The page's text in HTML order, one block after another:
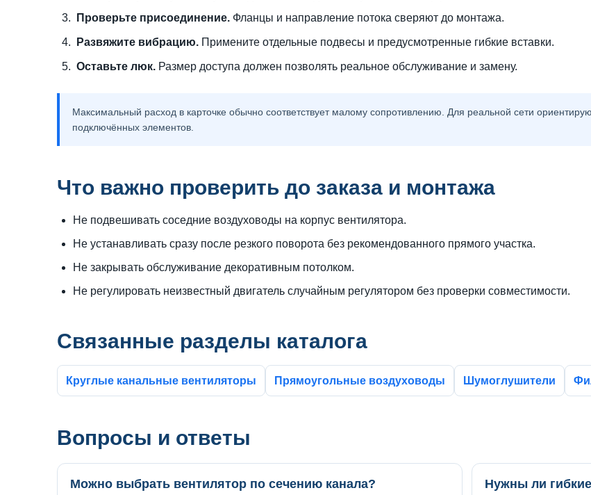
Проверьте присоединение. Фланцы и направление потока сверяют до монтажа.
Развяжите вибрацию. Примените отдельные подвесы и предусмотренные гибкие вставки.
Оставьте люк. Размер доступа должен позволять реальное обслуживание и замену.
Максимальный расход в карточке обычно соответствует малому сопротивлению. Для реальной сети
подключённых элементов.
Что важно проверить до заказа и монтажа
Не подвешивать соседние воздуховоды на корпус вентилятора.
Не устанавливать сразу после резкого поворота без рекомендованного прямого участка.
Не закрывать обслуживание декоративным потолком.
Не регулировать неизвестный двигатель случайным регулятором без проверки совместимости.
Связанные разделы каталога
Круглые канальные вентиляторы Прямоугольные воздуховоды Шумоглушители
Вопросы и ответы
Можно выбрать вентилятор по сечению канала? Нужны ли